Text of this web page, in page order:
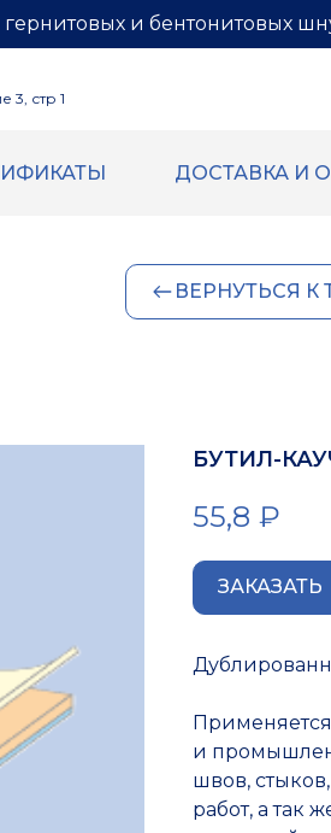
и бентонитовых
3, стр 1
ДОСТАВКА И
ВЕРНУТЬСЯ К
БУТИЛ-
55,8 ₽
ЗАКАЗАТЬ
и
швов,
работ, а так